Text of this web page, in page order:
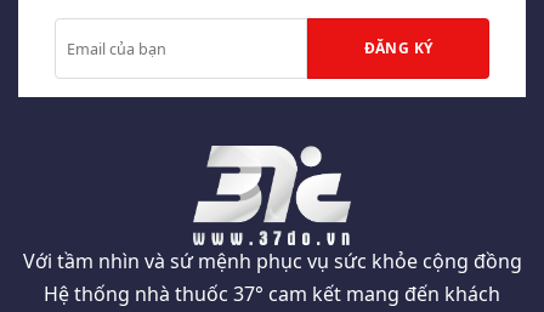
Với tầm nhìn và sứ mệnh phục vụ sức khỏe cộng đồng
Hệ thống nhà thuốc 37° cam kết mang đến khách